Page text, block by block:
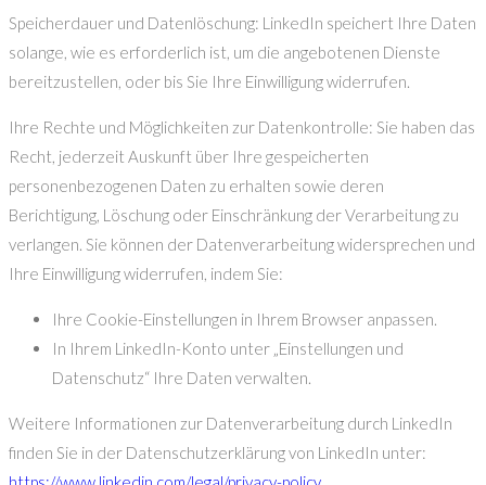
Speicherdauer und Datenlöschung: LinkedIn speichert Ihre Daten
solange, wie es erforderlich ist, um die angebotenen Dienste
bereitzustellen, oder bis Sie Ihre Einwilligung widerrufen.
Ihre Rechte und Möglichkeiten zur Datenkontrolle: Sie haben das
Recht, jederzeit Auskunft über Ihre gespeicherten
personenbezogenen Daten zu erhalten sowie deren
Berichtigung, Löschung oder Einschränkung der Verarbeitung zu
verlangen. Sie können der Datenverarbeitung widersprechen und
Ihre Einwilligung widerrufen, indem Sie:
Ihre Cookie-Einstellungen in Ihrem Browser anpassen.
In Ihrem LinkedIn-Konto unter „Einstellungen und
Datenschutz“ Ihre Daten verwalten.
Weitere Informationen zur Datenverarbeitung durch LinkedIn
finden Sie in der Datenschutzerklärung von LinkedIn unter: